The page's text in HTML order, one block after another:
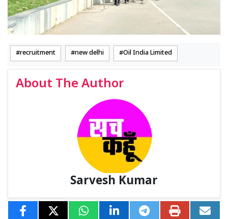
recruitment new delhi Oil India Limited
About The Author
Sarvesh Kumar